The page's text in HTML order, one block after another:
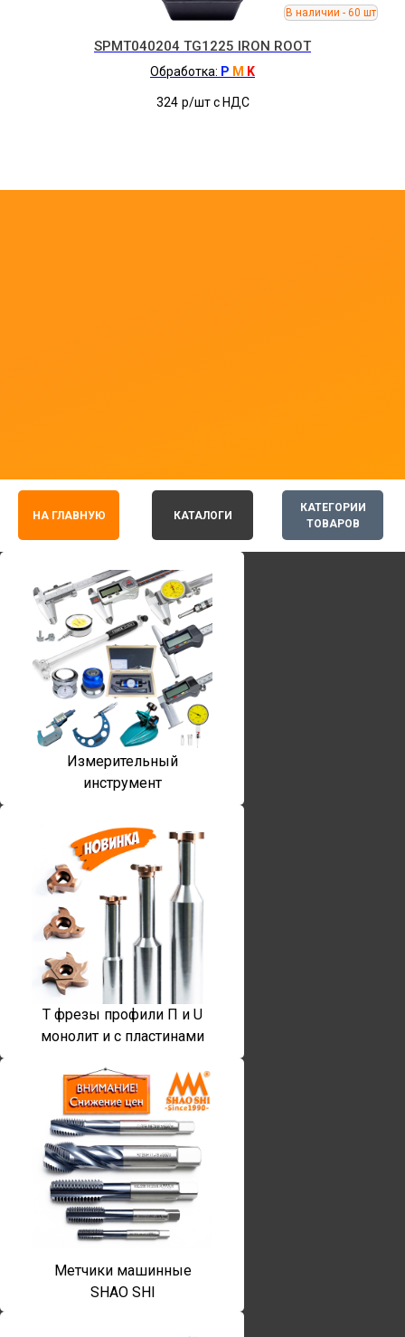
SPMT040204 TG1225 IRON ROOT
Обработка: P M K
324 р/шт c НДС
КАТЕГОРИИ
ТОВАРОВ
НА ГЛАВНУЮ КАТАЛОГИ
Измерительный
инструмент
T фрезы профили П и U
монолит и с пластинами
Метчики машинные
SHAO SHI